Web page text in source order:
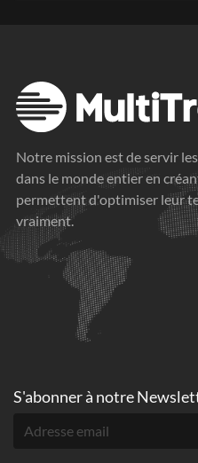
Notre mission est de servir
dans le monde entier en
permettent d'optimiser leur
vraiment.
S'abonner à notre